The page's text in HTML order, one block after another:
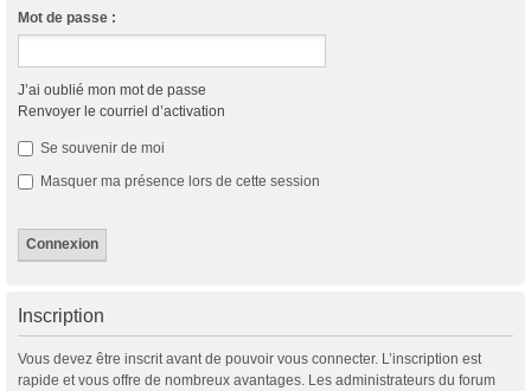
Mot de passe :
J’ai oublié mon mot de passe
Renvoyer le courriel d’activation
Se souvenir de moi
Masquer ma présence lors de cette session
Inscription
Vous devez être inscrit avant de pouvoir vous connecter. L’inscription est
rapide et vous offre de nombreux avantages. Les administrateurs du forum